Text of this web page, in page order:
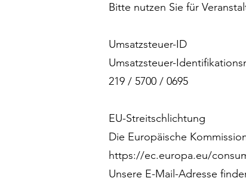
Bitte nutzen Sie für
Umsatzsteuer-ID
Umsatzsteuer-
219 / 5700 / 0695
EU-Streitschlichtung
Die Europäische
https://ec.europa.eu/
Unsere E-Mail-Adresse